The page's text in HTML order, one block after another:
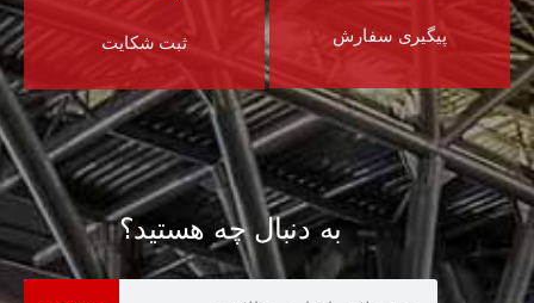
پیگیری سفارش ثبت شکایت
به دنبال چه هستید؟